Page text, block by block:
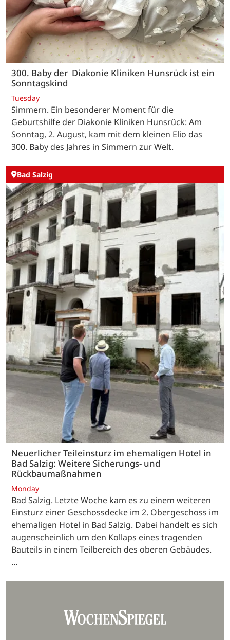
300. Baby der Diakonie Kliniken Hunsrück ist ein
Sonntagskind
Tuesday
Simmern. Ein besonderer Moment für die
Geburtshilfe der Diakonie Kliniken Hunsrück: Am
Sonntag, 2. August, kam mit dem kleinen Elio das
300. Baby des Jahres in Simmern zur Welt.
Bad Salzig
Neuerlicher Teileinsturz im ehemaligen Hotel in
Bad Salzig: Weitere Sicherungs- und
Rückbaumaßnahmen
Monday
Bad Salzig. Letzte Woche kam es zu einem weiteren
Einsturz einer Geschossdecke im 2. Obergeschoss im
ehemaligen Hotel in Bad Salzig. Dabei handelt es sich
augenscheinlich um den Kollaps eines tragenden
Bauteils in einem Teilbereich des oberen Gebäudes.
…